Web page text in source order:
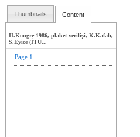
Thumbnails Content
II.Kongre 1986, plaket verilişi, K.Kafalı,
S.Eyice (İTÜ...
Page 1